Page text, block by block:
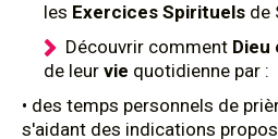
les Exercices Spirituels de
Découvrir comment Dieu
de leur vie quotidienne par :
• des temps personnels de
s'aidant des indications